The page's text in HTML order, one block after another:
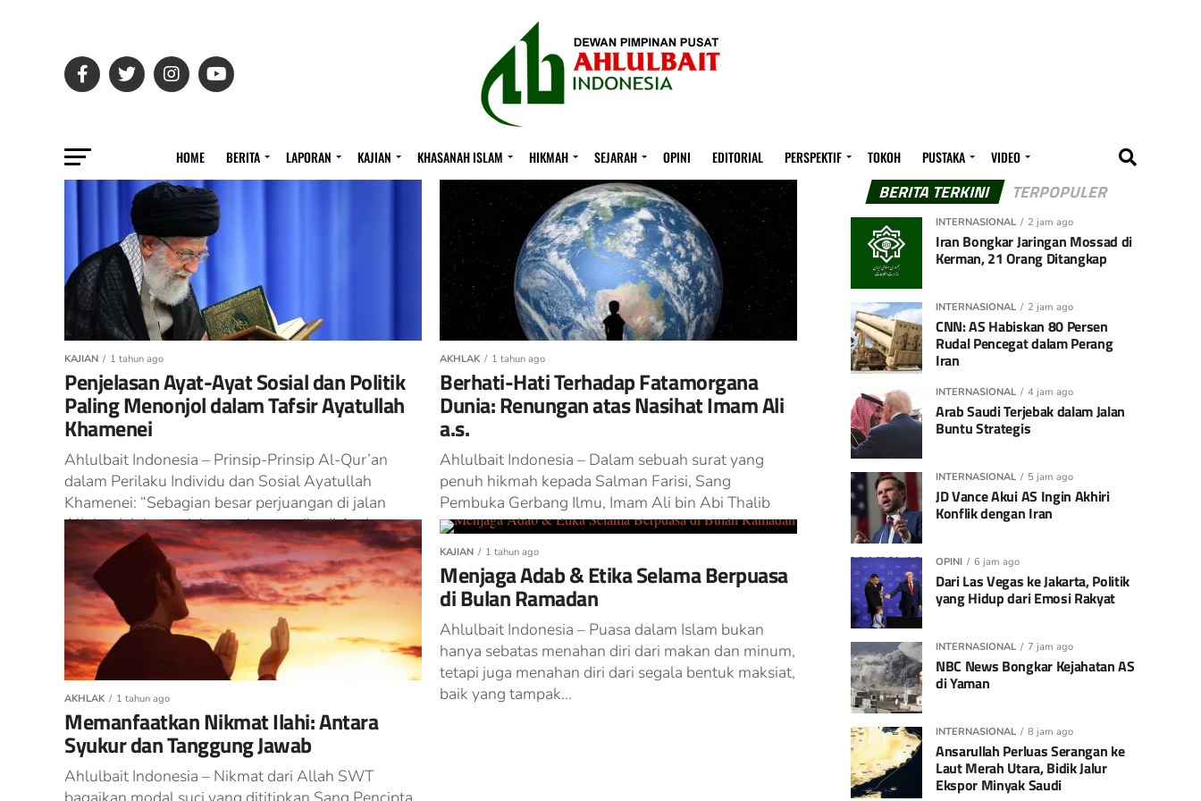
HOME BERITA LAPORAN KAJIAN KHASANAH ISLAM HIKMAH SEJARAH OPINI EDITORIAL PERSPEKTIF TOKOH PUSTAKA VIDEO
KAJIAN 1 tahun ago
Penjelasan Ayat-Ayat Sosial dan Politik
Paling Menonjol dalam Tafsir Ayatullah
Khamenei
Ahlulbait Indonesia – Prinsip-Prinsip Al-Qur’an
dalam Perilaku Individu dan Sosial Ayatullah
Khamenei: “Sebagian besar perjuangan di jalan
Allah adalah untuk kepentingan pribadi Anda
sendiri. Apa arti...
AKHLAK 1 tahun ago
Berhati-Hati Terhadap Fatamorgana
Dunia: Renungan atas Nasihat Imam Ali
a.s.
Ahlulbait Indonesia – Dalam sebuah surat yang
penuh hikmah kepada Salman Farisi, Sang
Pembuka Gerbang Ilmu, Imam Ali bin Abi Thalib
a.s., mengukir peringatan yang menggugah...
AKHLAK 1 tahun ago
Memanfaatkan Nikmat Ilahi: Antara
Syukur dan Tanggung Jawab
Ahlulbait Indonesia – Nikmat dari Allah SWT
KAJIAN 1 tahun ago
Menjaga Adab & Etika Selama Berpuasa
di Bulan Ramadan
Ahlulbait Indonesia – Puasa dalam Islam bukan
hanya sebatas menahan diri dari makan dan minum,
tetapi juga menahan diri dari segala bentuk maksiat,
baik yang tampak...
BERITA TERKINI TERPOPULER
INTERNASIONAL 2 jam ago
Iran Bongkar Jaringan Mossad di
Kerman, 21 Orang Ditangkap
INTERNASIONAL 2 jam ago
CNN: AS Habiskan 80 Persen
Rudal Pencegat dalam Perang
Iran
INTERNASIONAL 4 jam ago
Arab Saudi Terjebak dalam Jalan
Buntu Strategis
INTERNASIONAL 5 jam ago
JD Vance Akui AS Ingin Akhiri
Konflik dengan Iran
OPINI 6 jam ago
Dari Las Vegas ke Jakarta, Politik
yang Hidup dari Emosi Rakyat
INTERNASIONAL 7 jam ago
NBC News Bongkar Kejahatan AS
di Yaman
INTERNASIONAL 8 jam ago
Ansarullah Perluas Serangan ke
Laut Merah Utara, Bidik Jalur
Ekspor Minyak Saudi